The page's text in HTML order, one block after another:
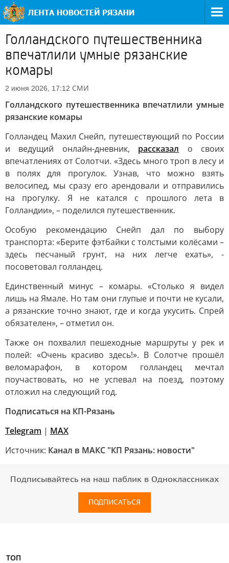
Голландского путешественника
впечатлили умные рязанские
комары
2 июня 2026, 17:12 СМИ
Голландского путешественника впечатлили умные
рязанские комары
Голландец Махил Снейп, путешествующий по России
и ведущий онлайн-дневник, рассказал о своих
впечатлениях от Солотчи. «Здесь много троп в лесу и
в полях для прогулок. Узнав, что можно взять
велосипед, мы сразу его арендовали и отправились
на прогулку. Я не катался с прошлого лета в
Голландии», – поделился путешественник.
Особую рекомендацию Снейп дал по выбору
транспорта: «Берите фэтбайки с толстыми колёсами –
здесь песчаный грунт, на них легче ехать», -
посоветовал голландец.
Единственный минус – комары. «Столько я видел
лишь на Ямале. Но там они глупые и почти не кусали,
а рязанские точно знают, где и когда укусить. Спрей
обязателен», – отметил он.
Также он похвалил пешеходные маршруты у рек и
полей: «Очень красиво здесь!». В Солотче прошёл
веломарафон, в котором голландец мечтал
поучаствовать, но не успевал на поезд, поэтому
отложил на следующий год.
Подписаться на КП-Рязань
Telegram | МАХ
Источник: Канал в МАКС "КП Рязань: новости"
Подписывайтесь на наш паблик в Одноклассниках
ПОДПИСАТЬСЯ
ТОП